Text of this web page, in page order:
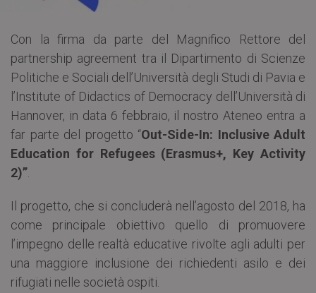
Con la firma da parte del Magnifico Rettore del
partnership agreement tra il Dipartimento di Scienze
Politiche e Sociali dell’Università degli Studi di Pavia e
l’Institute of Didactics of Democracy dell’Università di
Hannover, in data 6 febbraio, il nostro Ateneo entra a
far parte del progetto “Out-Side-In: Inclusive Adult
Education for Refugees (Erasmus+, Key Activity
2)”
Il progetto, che si concluderà nell’agosto del 2018, ha
come principale obiettivo quello di promuovere
l’impegno delle realtà educative rivolte agli adulti per
una maggiore inclusione dei richiedenti asilo e dei
rifugiati nelle società ospiti.